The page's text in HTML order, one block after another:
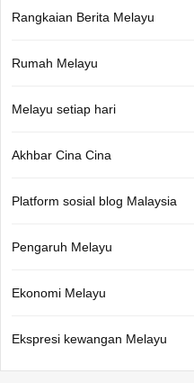
Rangkaian Berita Melayu
Rumah Melayu
Melayu setiap hari
Akhbar Cina Cina
Platform sosial blog Malaysia
Pengaruh Melayu
Ekonomi Melayu
Ekspresi kewangan Melayu